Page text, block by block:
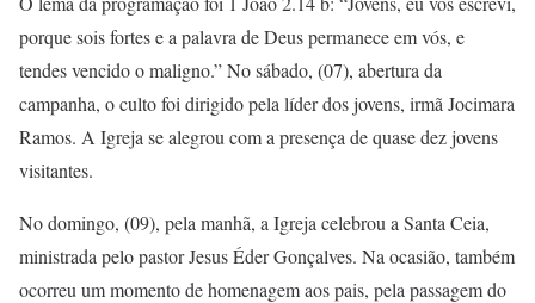
porque sois fortes e a palavra de Deus permanece em vós, e
tendes vencido o maligno.” No sábado, (07), abertura da
campanha, o culto foi dirigido pela líder dos jovens, irmã Jocimara
Ramos. A Igreja se alegrou com a presença de quase dez jovens
visitantes.
No domingo, (09), pela manhã, a Igreja celebrou a Santa Ceia,
ministrada pelo pastor Jesus Éder Gonçalves. Na ocasião, também
ocorreu um momento de homenagem aos pais, pela passagem do